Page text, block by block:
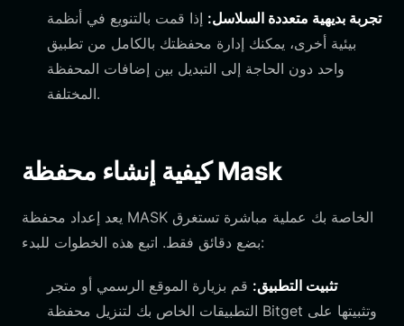
تجربة بديهية متعددة السلاسل: إذا قمت بالتنويع في أنظمة
بيئية أخرى، يمكنك إدارة محفظتك بالكامل من تطبيق
واحد دون الحاجة إلى التبديل بين إضافات المحفظة
المختلفة.
كيفية إنشاء محفظة Mask
يعد إعداد محفظة MASK الخاصة بك عملية مباشرة تستغرق
بضع دقائق فقط. اتبع هذه الخطوات للبدء:
تثبيت التطبيق: قم بزيارة الموقع الرسمي أو متجر
التطبيقات الخاص بك لتنزيل محفظة Bitget وتثبيتها على